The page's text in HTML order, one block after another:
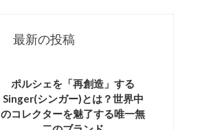
最新の投稿
ポルシェを「再創造」する
Singer(シンガー)とは？世界中
のコレクターを魅了する唯一無